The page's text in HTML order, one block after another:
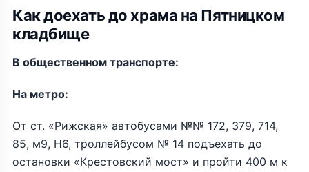
Как доехать до храма на Пятницком
кладбище
В общественном транспорте:
На метро:
От ст. «Рижская» автобусами №№ 172, 379, 714,
85, м9, Н6, троллейбусом № 14 подъехать до
остановки «Крестовский мост» и пройти 400 м к